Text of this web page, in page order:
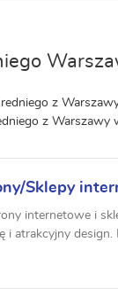
z
z Warszawy
Sklepy
internetowe i
i atrakcyjny